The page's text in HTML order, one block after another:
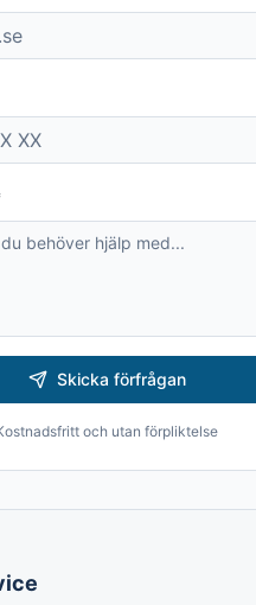
Skicka förfrågan
och utan förpliktelse